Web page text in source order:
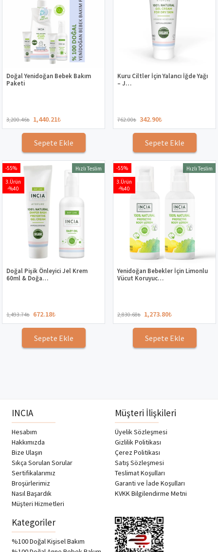
Doğal Yenidoğan Bebek Bakım
Paketi
3,200.46₺ 1,440.21₺
Sepete Ekle
Kuru Ciltler İçin Yalancı İğde Yağı
– J…
762.00₺ 342.90₺
Sepete Ekle
-55%
3.Ürün
-%40
Hızlı Teslim
Doğal Pişik Önleyici Jel Krem
60ml & Doğa…
1,493.74₺ 672.18₺
Sepete Ekle
-55%
3.Ürün
-%40
Hızlı Teslim
Yenidoğan Bebekler İçin Limonlu
Vücut Koruyuc…
2,830.68₺ 1,273.80₺
Sepete Ekle
INCIA
Hesabım
Hakkımızda
Bize Ulaşın
Sıkça Sorulan Sorular
Sertifikalarımız
Broşürlerimiz
Nasıl Başardık
Müşteri Hizmetleri
Müşteri İlişkileri
Üyelik Sözleşmesi
Gizlilik Politikası
Çerez Politikası
Satış Sözleşmesi
Teslimat Koşulları
Garanti ve İade Koşulları
KVKK Bilgilendirme Metni
Kategoriler
%100 Doğal Kişisel Bakım